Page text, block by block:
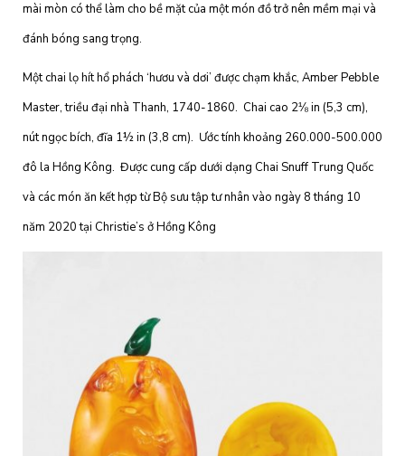
mài mòn có thể làm cho bề mặt của một món đồ trở nên mềm mại và
đánh bóng sang trọng.
Một chai lọ hít hổ phách ‘hươu và dơi’ được chạm khắc, Amber Pebble
Master, triều đại nhà Thanh, 1740-1860. Chai cao 2⅛ in (5,3 cm),
nút ngọc bích, đĩa 1½ in (3,8 cm). Ước tính khoảng 260.000-500.000
đô la Hồng Kông. Được cung cấp dưới dạng Chai Snuff Trung Quốc
và các món ăn kết hợp từ Bộ sưu tập tư nhân vào ngày 8 tháng 10
năm 2020 tại Christie’s ở Hồng Kông